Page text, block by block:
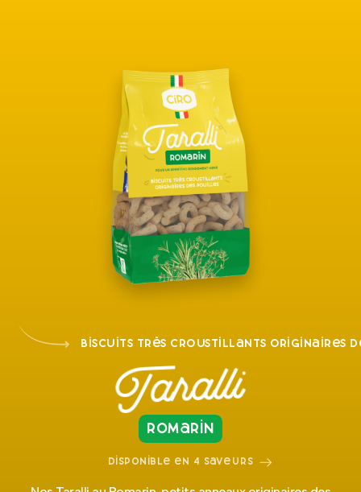
Biscuits très croustillants originaires
Taralli
Romarin
Disponible en 4 saveurs